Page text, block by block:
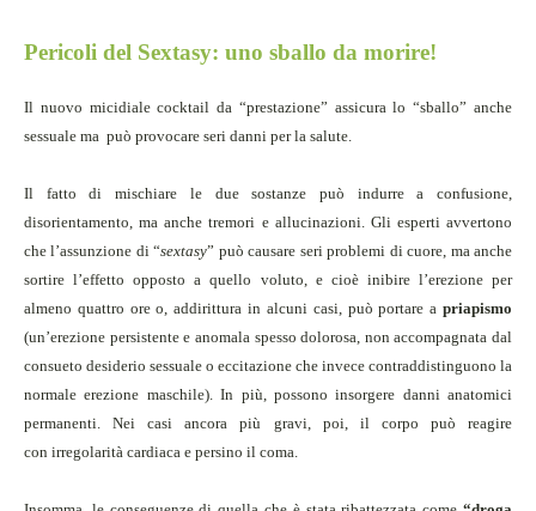
Pericoli del Sextasy: uno sballo da morire!
Il nuovo micidiale cocktail da “prestazione” assicura lo “sballo” anche
sessuale ma può provocare seri danni per la salute.
Il fatto di mischiare le due sostanze può indurre a confusione,
disorientamento, ma anche tremori e allucinazioni. Gli esperti avvertono
che l’assunzione di “sextasy” può causare seri problemi di cuore, ma anche
sortire l’effetto opposto a quello voluto, e cioè inibire l’erezione per
almeno quattro ore o, addirittura in alcuni casi, può portare a priapismo
(un’erezione persistente e anomala spesso dolorosa, non accompagnata dal
consueto desiderio sessuale o eccitazione che invece contraddistinguono la
normale erezione maschile). In più, possono insorgere danni anatomici
permanenti. Nei casi ancora più gravi, poi, il corpo può reagire
con irregolarità cardiaca e persino il coma.